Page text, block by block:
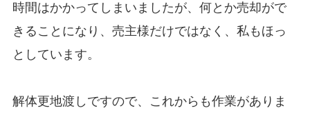
時間はかかってしまいましたが、何とか売却がで
きることになり、売主様だけではなく、私もほっ
としています。
解体更地渡しですので、これからも作業がありま